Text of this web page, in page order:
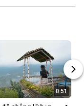
0:51